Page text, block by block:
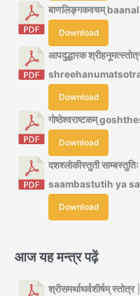
बाणलिङ्गकवचम्
Download
आपदुद्धारक
Download
गोष्ठेश्वराष्टकम्
Download
दशश्लोकीस्तुती
saambastutih ya
Download
आज यह मन्त्र पढ़ें
श्रीसमर्थाथर्वशीर्षम् स्तोत्र|